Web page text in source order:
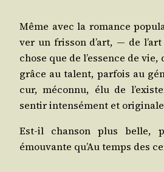
Même avec la romance
ver un fris­son d’art, ― de l’art
chose que de l’es­sence de
grâce au talent, par­fois au
cur, mécon­nu, élu de
sen­tir inten­sé­ment et
Est-il chan­son plus belle,
émou­vante qu’Au temps des